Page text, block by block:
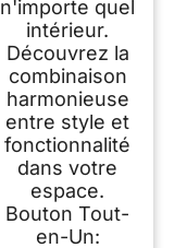
n'importe quel
intérieur.
Découvrez la
combinaison
harmonieuse
entre style et
fonctionnalité
dans votre
espace.
Bouton Tout-
en-Un: